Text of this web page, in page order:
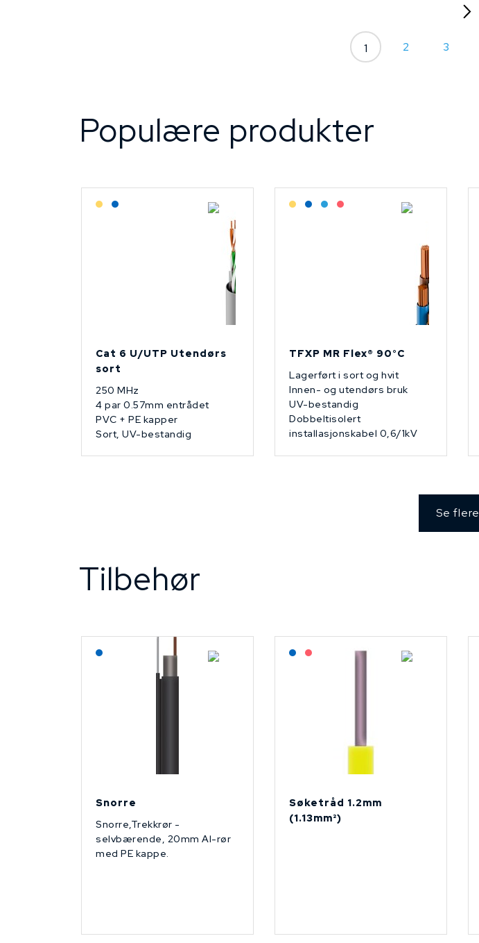
1 2 3
Populære produkter
Lagerført: Grossist
Lagerført: NEK Kabel
Cat 6 U/UTP Utendørs
sort
250 MHz
4 par 0.57mm entrådet
PVC + PE kapper
Sort, UV-bestandig
Lagerført: Grossist
Lagerført: NEK Kabel
Bestilling: 2-3 uker
På forespørsel
TFXP MR Flex® 90°C
Lagerført i sort og hvit
Innen- og utendørs bruk
UV-bestandig
Dobbeltisolert
installasjonskabel 0,6/1kV
Se flere
Tilbehør
Snorre
Snorre,Trekkrør -
selvbærende, 20mm Al-rør
med PE kappe.
Lagerført: NEK Kabel
På forespørsel
Søketråd 1.2mm
(1.13mm²)